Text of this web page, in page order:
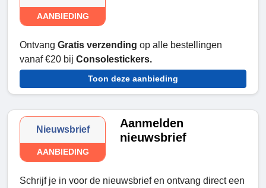
AANBIEDING
Ontvang Gratis verzending op alle bestellingen
vanaf €20 bij Consolestickers.
Toon deze aanbieding
Nieuwsbrief
AANBIEDING
Aanmelden
nieuwsbrief
Schrijf je in voor de nieuwsbrief en ontvang direct een